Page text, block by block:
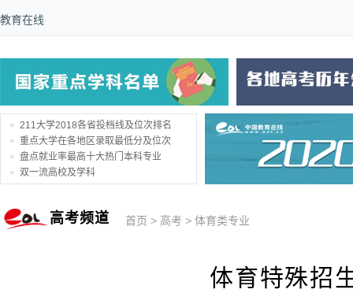
教育在线
211大学2018各省投档线及位次排名
重点大学在各地区录取最低分及位次
盘点就业率最高十大热门本科专业
双一流高校及学科
高考频道 首页 > 高考 >体育类专业
体育特殊招